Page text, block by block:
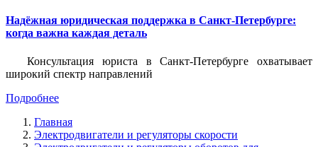
Надёжная юридическая поддержка в Санкт-Петербурге:
когда важна каждая деталь
Консультация юриста в Санкт-Петербурге охватывает
широкий спектр направлений
Подробнее
Главная
Электродвигатели и регуляторы скорости